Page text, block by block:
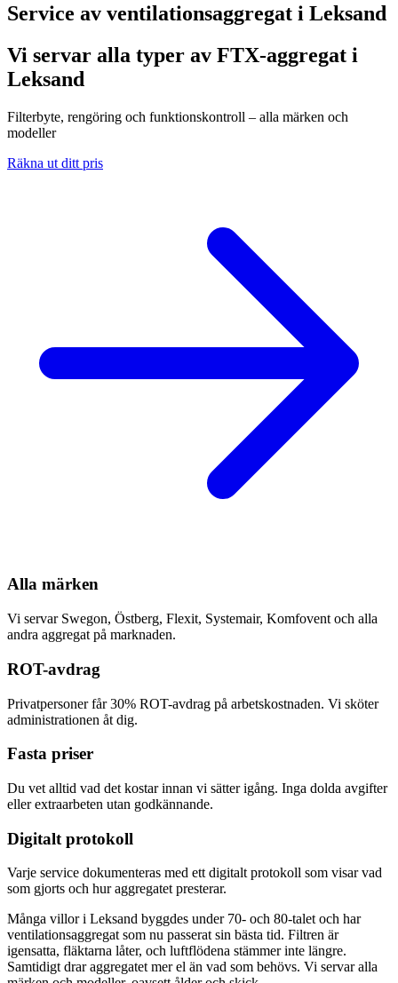
Service av ventilationsaggregat i Leksand
Vi servar alla typer av FTX-aggregat i
Leksand
Filterbyte, rengöring och funktionskontroll – alla märken och
modeller
Räkna ut ditt pris
Alla märken
Vi servar Swegon, Östberg, Flexit, Systemair, Komfovent och alla
andra aggregat på marknaden.
ROT-avdrag
Privatpersoner får 30% ROT-avdrag på arbetskostnaden. Vi sköter
administrationen åt dig.
Fasta priser
Du vet alltid vad det kostar innan vi sätter igång. Inga dolda avgifter
eller extraarbeten utan godkännande.
Digitalt protokoll
Varje service dokumenteras med ett digitalt protokoll som visar vad
som gjorts och hur aggregatet presterar.
Många villor i Leksand byggdes under 70- och 80-talet och har
ventilationsaggregat som nu passerat sin bästa tid. Filtren är
igensatta, fläktarna låter, och luftflödena stämmer inte längre.
Samtidigt drar aggregatet mer el än vad som behövs. Vi servar alla